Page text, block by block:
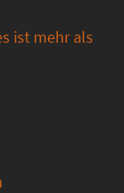
ist mehr als